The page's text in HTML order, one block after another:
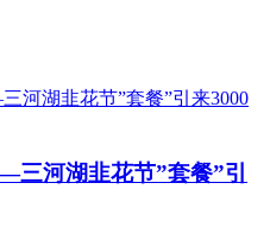
河湖韭花节”套餐”引